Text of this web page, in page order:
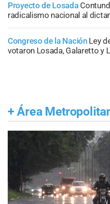
Proyecto de Losada
radicalismo nacional al
Congreso de la Nación Ley
votaron Losada, Galaretto y
+ Área